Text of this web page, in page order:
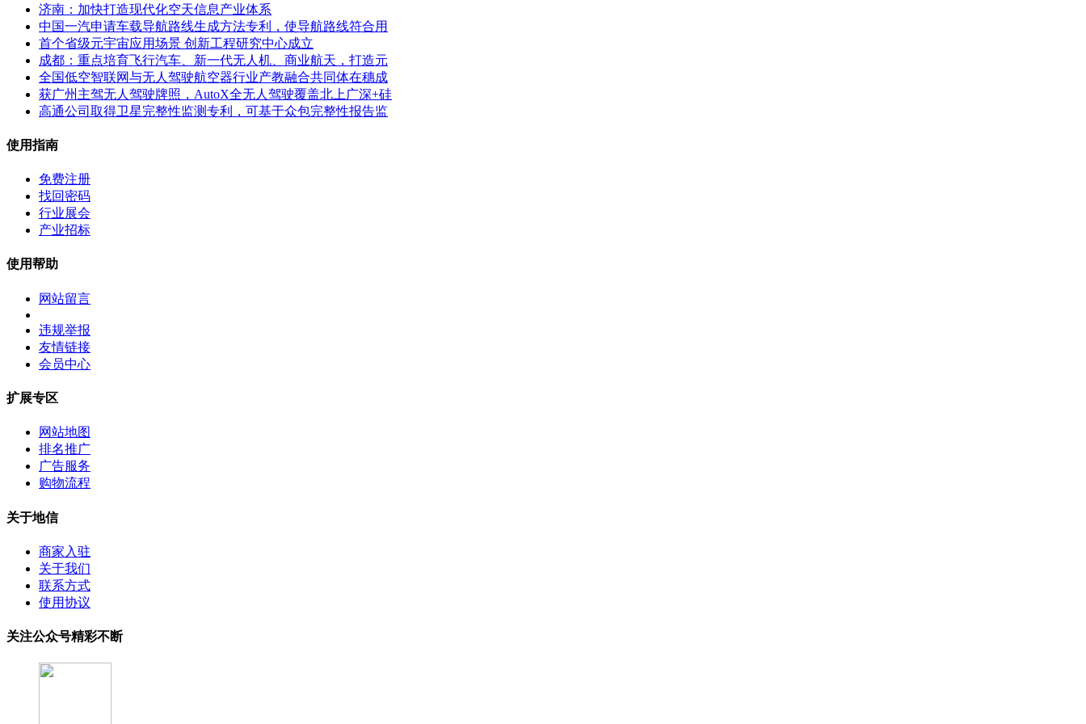
济南：加快打造现代化空天信息产业体系
中国一汽申请车载导航路线生成方法专利，使导航路线符合用
首个省级元宇宙应用场景 创新工程研究中心成立
成都：重点培育飞行汽车、新一代无人机、商业航天，打造元
全国低空智联网与无人驾驶航空器行业产教融合共同体在穗成
获广州主驾无人驾驶牌照，AutoX全无人驾驶覆盖北上广深+硅
高通公司取得卫星完整性监测专利，可基于众包完整性报告监
使用指南
免费注册
找回密码
行业展会
产业招标
使用帮助
网站留言
违规举报
友情链接
会员中心
扩展专区
网站地图
排名推广
广告服务
购物流程
关于地信
商家入驻
关于我们
联系方式
使用协议
关注公众号精彩不断